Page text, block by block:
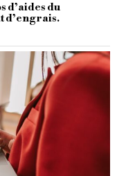
d’aides du
d’engrais.